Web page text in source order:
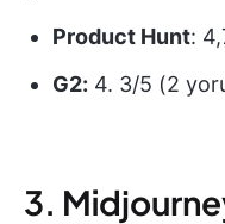
Product Hunt:
G2: 4. 3/5 (2
3.